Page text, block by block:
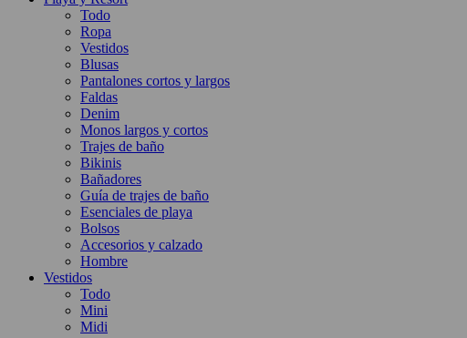
Todo
Ropa
Vestidos
Blusas
Pantalones cortos y largos
Faldas
Denim
Monos largos y cortos
Trajes de baño
Bikinis
Bañadores
Guía de trajes de baño
Esenciales de playa
Bolsos
Accesorios y calzado
Hombre
Vestidos
Todo
Mini
Midi